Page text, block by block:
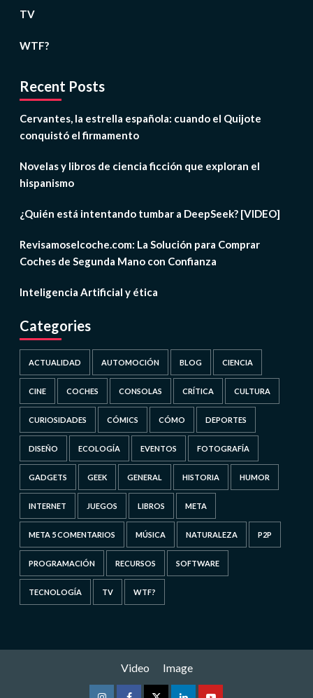
TV
WTF?
Recent Posts
Cervantes, la estrella española: cuando el Quijote
conquistó el firmamento
Novelas y libros de ciencia ficción que exploran el
hispanismo
¿Quién está intentando tumbar a DeepSeek? [VIDEO]
Revisamoselcoche.com: La Solución para Comprar
Coches de Segunda Mano con Confianza
Inteligencia Artificial y ética
Categories
ACTUALIDAD AUTOMOCIÓN BLOG CIENCIA
CINE COCHES CONSOLAS CRÍTICA CULTURA
CURIOSIDADES CÓMICS CÓMO DEPORTES
DISEÑO ECOLOGÍA EVENTOS FOTOGRAFÍA
GADGETS GEEK GENERAL HISTORIA HUMOR
INTERNET JUEGOS LIBROS META
META 5 COMENTARIOS MÚSICA NATURALEZA P2P
PROGRAMACIÓN RECURSOS SOFTWARE
TECNOLOGÍA TV WTF?
Video Image